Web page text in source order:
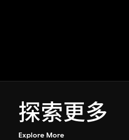
探索更多
Explore More